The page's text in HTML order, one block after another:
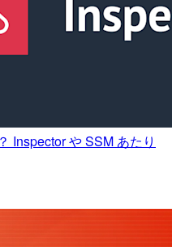
Inspector や SSM あたり